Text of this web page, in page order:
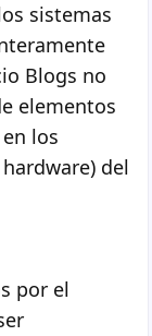
sistemas
Blogs no
elementos
los
del
por el